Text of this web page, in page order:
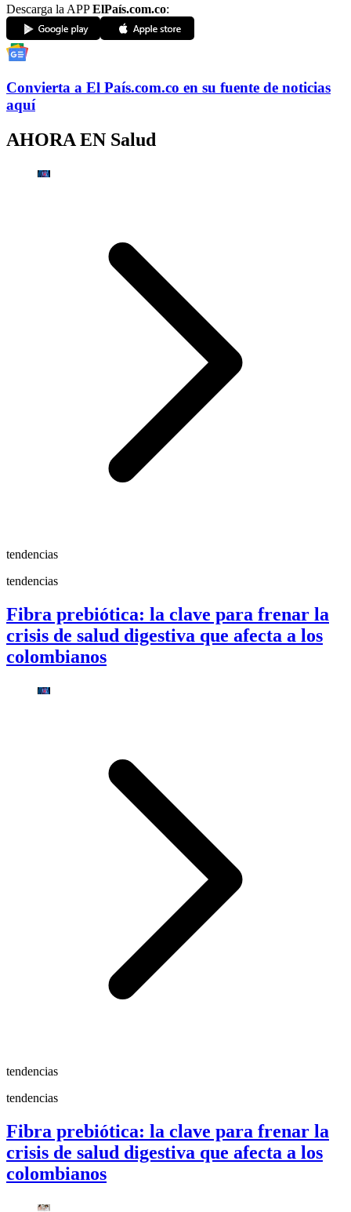
Descarga la APPElPaís.com.co:
Convierta a El País.com.co en su fuente de noticias
aquí
AHORA EN Salud
tendencias
tendencias
Fibra prebiótica: la clave para frenar la
crisis de salud digestiva que afecta a los
colombianos
tendencias
tendencias
Fibra prebiótica: la clave para frenar la
crisis de salud digestiva que afecta a los
colombianos